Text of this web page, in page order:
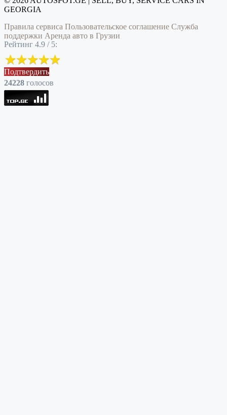
GEORGIA
Правила сервиса Пользовательское соглашение Служба
поддержки Аренда авто в Грузии
Рейтинг 4.9 / 5:
Подтвердить
24228 голоcов